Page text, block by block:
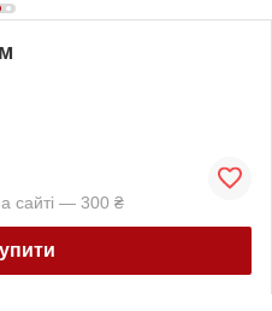
сайті — 300 ₴